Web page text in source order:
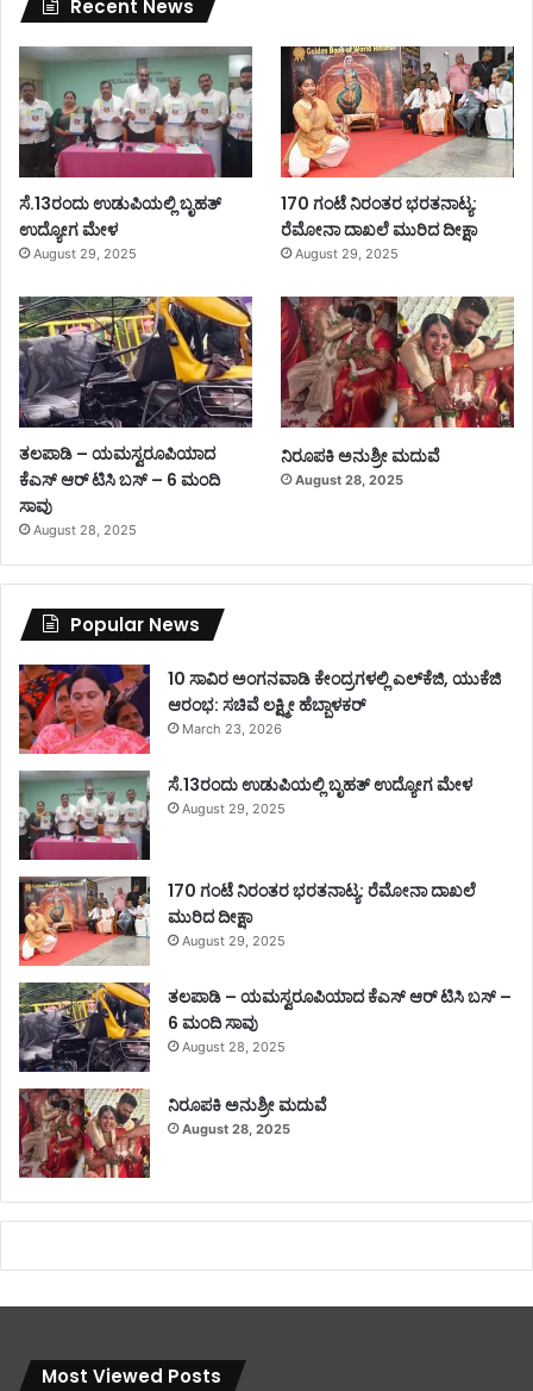
Recent News
ಸೆ.13ರಂದು ಉಡುಪಿಯಲ್ಲಿ ಬೃಹತ್
ಉದ್ಯೋಗ ಮೇಳ
August 29, 2025
170 ಗಂಟೆ ನಿರಂತರ ಭರತನಾಟ್ಯ:
ರೆಮೋನಾ ದಾಖಲೆ ಮುರಿದ ದೀಕ್ಷಾ
August 29, 2025
ತಲಪಾಡಿ – ಯಮಸ್ವರೂಪಿಯಾದ
ಕೆಎಸ್ ಆರ್ ಟಿಸಿ ಬಸ್ – 6 ಮಂದಿ
ಸಾವು
August 28, 2025
ನಿರೂಪಕಿ ಅನುಶ್ರೀ ಮದುವೆ
August 28, 2025
Popular News
10 ಸಾವಿರ ಅಂಗನವಾಡಿ ಕೇಂದ್ರಗಳಲ್ಲಿ ಎಲ್‌ಕೆಜಿ, ಯುಕೆಜಿ
ಆರಂಭ: ಸಚಿವೆ ಲಕ್ಷ್ಮೀ ಹೆಬ್ಬಾಳಕರ್
March 23, 2026
ಸೆ.13ರಂದು ಉಡುಪಿಯಲ್ಲಿ ಬೃಹತ್ ಉದ್ಯೋಗ ಮೇಳ
August 29, 2025
170 ಗಂಟೆ ನಿರಂತರ ಭರತನಾಟ್ಯ: ರೆಮೋನಾ ದಾಖಲೆ
ಮುರಿದ ದೀಕ್ಷಾ
August 29, 2025
ತಲಪಾಡಿ – ಯಮಸ್ವರೂಪಿಯಾದ ಕೆಎಸ್ ಆರ್ ಟಿಸಿ ಬಸ್ –
6 ಮಂದಿ ಸಾವು
August 28, 2025
ನಿರೂಪಕಿ ಅನುಶ್ರೀ ಮದುವೆ
August 28, 2025
Most Viewed Posts